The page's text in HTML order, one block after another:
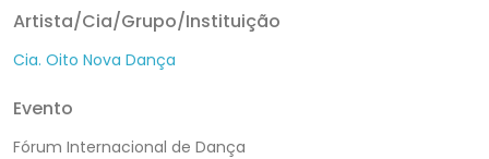
Artista/Cia/Grupo/Instituição
Cia. Oito Nova Dança
Evento
Fórum Internacional de Dança